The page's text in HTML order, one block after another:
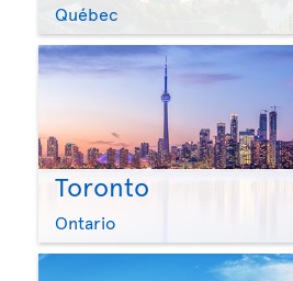
Québec
Toronto
Ontario